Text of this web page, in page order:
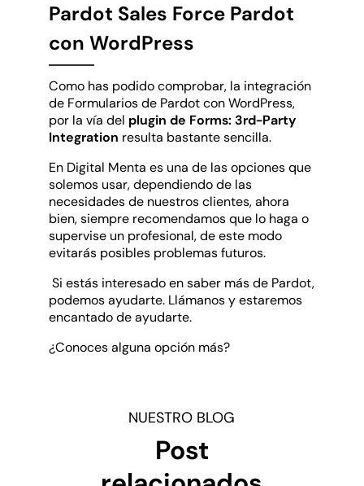
Pardot Sales Force Pardot
con WordPress
Como has podido comprobar, la integración
de Formularios de Pardot con WordPress,
por la vía del plugin de Forms: 3rd-Party
Integration resulta bastante sencilla.
En Digital Menta es una de las opciones que
solemos usar, dependiendo de las
necesidades de nuestros clientes, ahora
bien, siempre recomendamos que lo haga o
supervise un profesional, de este modo
evitarás posibles problemas futuros.
Si estás interesado en saber más de Pardot,
podemos ayudarte. Llámanos y estaremos
encantado de ayudarte.
¿Conoces alguna opción más?
NUESTRO BLOG
Post